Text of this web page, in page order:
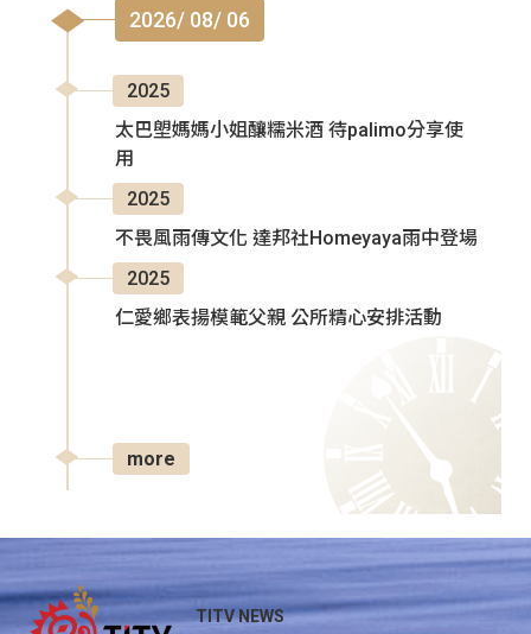
2026/ 08/ 06
2025
太巴塱媽媽小姐釀糯米酒 待palimo分享使
用
2025
不畏風雨傳文化 達邦社Homeyaya雨中登場
2025
仁愛鄉表揚模範父親 公所精心安排活動
more
TITV NEWS